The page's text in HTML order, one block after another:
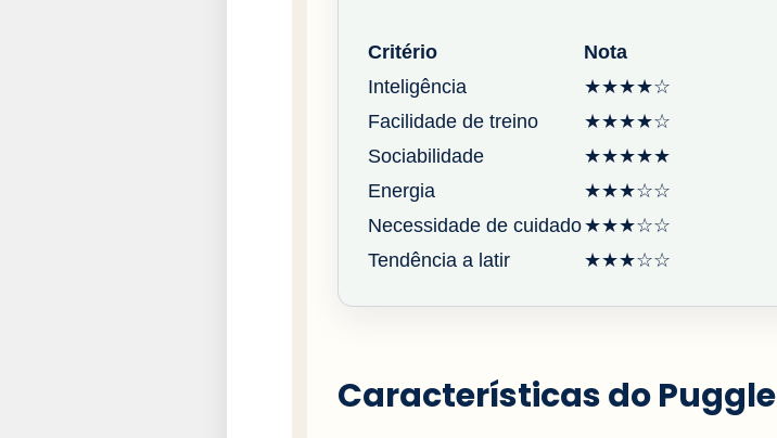
Critério
Nota
Inteligência
★★★★☆
Facilidade de treino
★★★★☆
Sociabilidade
★★★★★
Energia
★★★☆☆
Necessidade de cuidado★★★☆☆
Tendência a latir
★★★☆☆
Características do Puggle